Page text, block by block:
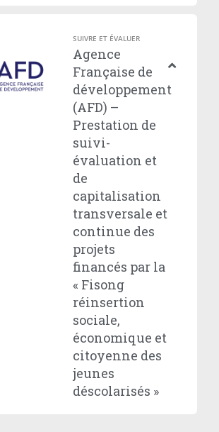
SUIVRE ET ÉVALUER
Agence
Française de
développement
(AFD) –
Prestation de
suivi-
évaluation et
de
capitalisation
transversale et
continue des
projets
financés par la
« Fisong
réinsertion
sociale,
économique et
citoyenne des
jeunes
déscolarisés »